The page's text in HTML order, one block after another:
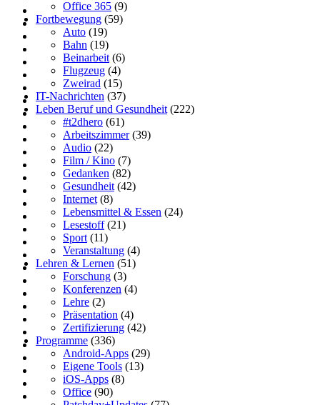
Office 365 (9)
Fortbewegung (59)
Auto (19)
Bahn (19)
Beinarbeit (6)
Flugzeug (4)
Zweirad (15)
IT-Nachrichten (37)
Leben Beruf und Gesundheit (222)
#t2dhero (61)
Arbeitszimmer(39)
Audio (22)
Film / Kino (7)
Gedanken (82)
Gesundheit (42)
Internet (8)
Lebensmittel & Essen (24)
Lesestoff(21)
Sport (11)
Veranstaltung (4)
Lehren & Lernen (51)
Forschung (3)
Konferenzen (4)
Lehre (2)
Präsentation (4)
Zertifizierung (42)
Programme (336)
Android-Apps (29)
Eigene Tools (13)
iOS-Apps (8)
Office (90)